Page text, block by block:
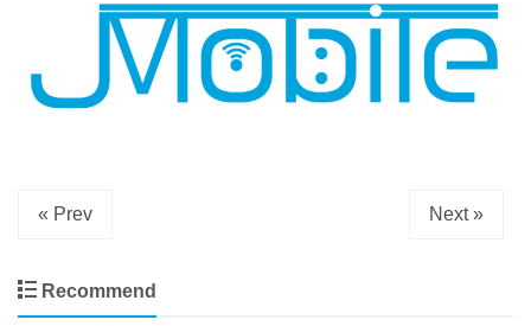
« Prev Next »
Recommend